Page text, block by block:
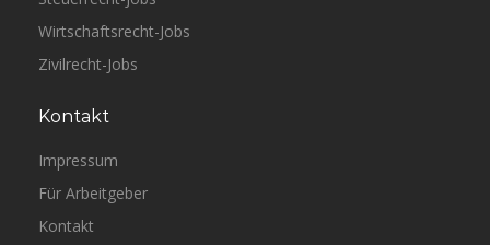
Wirtschaftsrecht-Jobs
Zivilrecht-Jobs
Kontakt
Impressum
Für Arbeitgeber
Kontakt